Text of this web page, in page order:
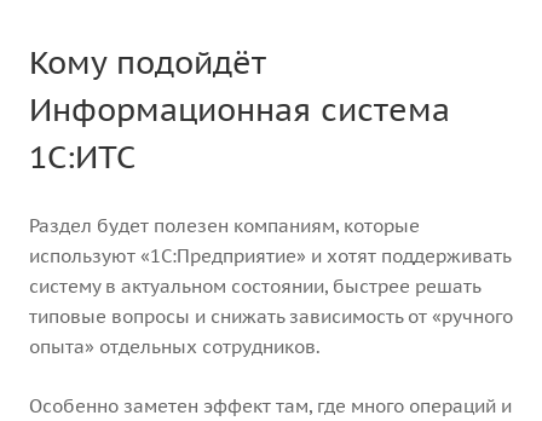
Кому подойдёт
Информационная система
1С:ИТС
Раздел будет полезен компаниям, которые
используют «1С:Предприятие» и хотят поддерживать
систему в актуальном состоянии, быстрее решать
типовые вопросы и снижать зависимость от «ручного
опыта» отдельных сотрудников.
Особенно заметен эффект там, где много операций и